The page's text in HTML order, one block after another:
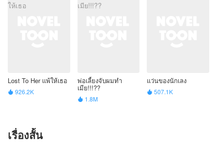
Lost To Her เเพ้ให้เธอ
 926.2K
พ่อเลี้ยงจับผมทำ
เมีย!!!??
 1.8M
แว่นของนักเลง
 507.1K
เรื่องสั้น